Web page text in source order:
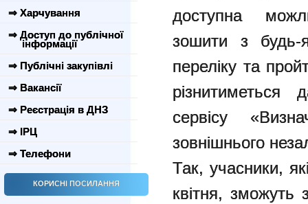
⇒ Харчування
⇒ Доступ до публічної
інформації
⇒ Публічні закупівлі
⇒ Вакансії
⇒ Реєстрація в ДНЗ
⇒ ІРЦ
⇒ Телефони
КОРИСНІ ПОСИЛАННЯ
доступна
зошити з будь-
переліку та
різнитиметься
сервісу
зовнішнього
Так, учасники,
квітня, зможуть